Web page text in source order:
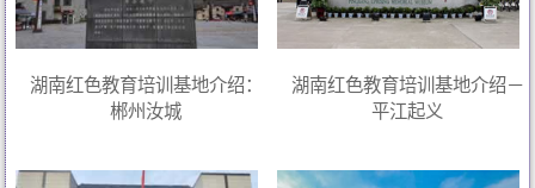
湖南红色教育培训基地介绍：
郴州汝城
湖南红色教育培训基地介绍－
平江起义